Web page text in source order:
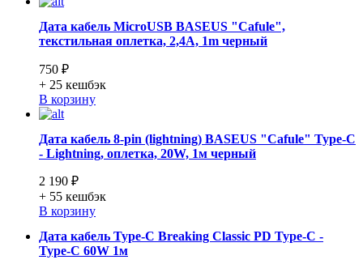
Дата кабель MicroUSB BASEUS "Cafule",
текстильная оплетка, 2,4А, 1m черный
750 ₽
+ 25 кешбэк
В корзину
Дата кабель 8-pin (lightning) BASEUS "Cafule" Type-C
- Lightning, оплетка, 20W, 1м черный
2 190 ₽
+ 55 кешбэк
В корзину
Дата кабель Type-C Breaking Classic PD Type-C -
Type-C 60W 1м